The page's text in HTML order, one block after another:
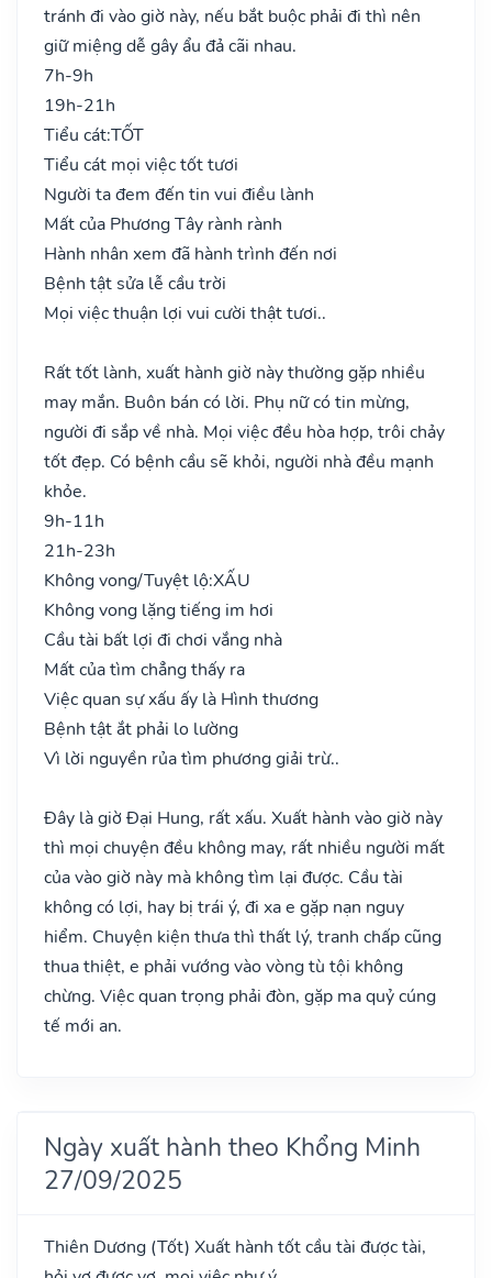
tránh đi vào giờ này, nếu bắt buộc phải đi thì nên
giữ miệng dễ gây ẩu đả cãi nhau.
7h-9h
19h-21h
Tiểu cát:TỐT
Tiểu cát mọi việc tốt tươi
Người ta đem đến tin vui điều lành
Mất của Phương Tây rành rành
Hành nhân xem đã hành trình đến nơi
Bệnh tật sửa lễ cầu trời
Mọi việc thuận lợi vui cười thật tươi..
Rất tốt lành, xuất hành giờ này thường gặp nhiều
may mắn. Buôn bán có lời. Phụ nữ có tin mừng,
người đi sắp về nhà. Mọi việc đều hòa hợp, trôi chảy
tốt đẹp. Có bệnh cầu sẽ khỏi, người nhà đều mạnh
khỏe.
9h-11h
21h-23h
Không vong/Tuyệt lộ:XẤU
Không vong lặng tiếng im hơi
Cầu tài bất lợi đi chơi vắng nhà
Mất của tìm chẳng thấy ra
Việc quan sự xấu ấy là Hình thương
Bệnh tật ắt phải lo lường
Vì lời nguyền rủa tìm phương giải trừ..
Đây là giờ Đại Hung, rất xấu. Xuất hành vào giờ này
thì mọi chuyện đều không may, rất nhiều người mất
của vào giờ này mà không tìm lại được. Cầu tài
không có lợi, hay bị trái ý, đi xa e gặp nạn nguy
hiểm. Chuyện kiện thưa thì thất lý, tranh chấp cũng
thua thiệt, e phải vướng vào vòng tù tội không
chừng. Việc quan trọng phải đòn, gặp ma quỷ cúng
tế mới an.
Ngày xuất hành theo Khổng Minh
27/09/2025
Thiên Dương (Tốt) Xuất hành tốt cầu tài được tài,